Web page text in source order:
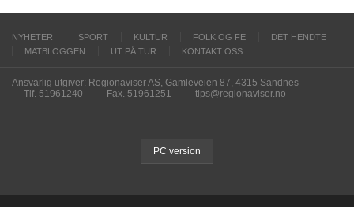
NYHETER SPORT KULTUR FOLK OG FE
DET HENDTE
MATBLOGGEN
UT PÅ TUR KONTAKT OSS
Ansvarlig utgiver: Regionaviser AS, Gamleveien 87, 4315 Sandnes
Tlf. 51961240
Fax. 51961251 tips@regionaviser.no
PC version